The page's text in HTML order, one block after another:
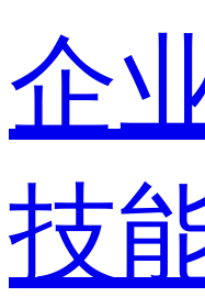
企
技